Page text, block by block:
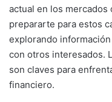
actual en los mercados
prepararte para estos
explorando
con otros interesados.
son claves para
financiero.